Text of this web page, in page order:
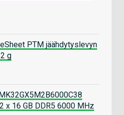
PTM jäähdytyslevyn
g
x 16 GB DDR5 6000 MHz